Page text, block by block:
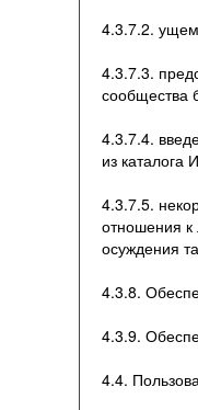
4.3.7.2.
4.3.7.3.
сообщества
4.3.7.4.
из каталога
4.3.7.5.
отношения
осуждения
4.3.8.
4.3.9.
4.4.